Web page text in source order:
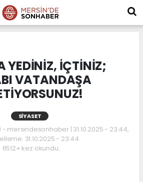
YEDİNİZ, İÇTİNİZ;
VATANDAŞA
SIYASET
mersindesonhaber | 31.10.2025 - 23:44,
31.10.2025 - 23:44
6512+ kez okundu.